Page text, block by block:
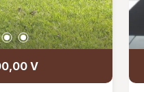
(campo de
- Opção de
apenas 06
Tudo novo:
e estrutura.
V